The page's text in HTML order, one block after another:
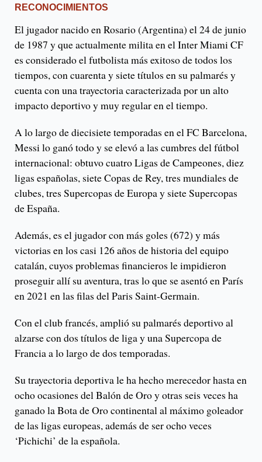
RECONOCIMIENTOS
El jugador nacido en Rosario (Argentina) el 24 de junio
de 1987 y que actualmente milita en el Inter Miami CF
es considerado el futbolista más exitoso de todos los
tiempos, con cuarenta y siete títulos en su palmarés y
cuenta con una trayectoria caracterizada por un alto
impacto deportivo y muy regular en el tiempo.
A lo largo de diecisiete temporadas en el FC Barcelona,
Messi lo ganó todo y se elevó a las cumbres del fútbol
internacional: obtuvo cuatro Ligas de Campeones, diez
ligas españolas, siete Copas de Rey, tres mundiales de
clubes, tres Supercopas de Europa y siete Supercopas
de España.
Además, es el jugador con más goles (672) y más
victorias en los casi 126 años de historia del equipo
catalán, cuyos problemas financieros le impidieron
proseguir allí su aventura, tras lo que se asentó en París
en 2021 en las filas del Paris Saint-Germain.
Con el club francés, amplió su palmarés deportivo al
alzarse con dos títulos de liga y una Supercopa de
Francia a lo largo de dos temporadas.
Su trayectoria deportiva le ha hecho merecedor hasta en
ocho ocasiones del Balón de Oro y otras seis veces ha
ganado la Bota de Oro continental al máximo goleador
de las ligas europeas, además de ser ocho veces
‘Pichichi’ de la española.